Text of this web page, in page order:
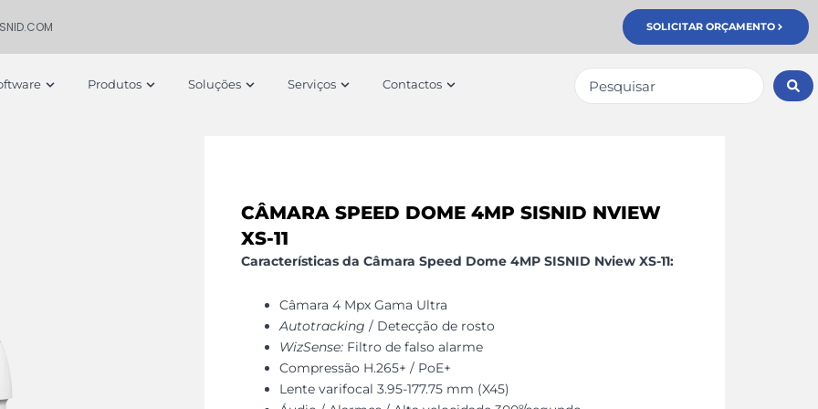
SOLICITAR ORÇAMENTO
Open Software
Produtos Open Produtos
Soluções Open Soluções
Serviços Open Serviços
Contactos Open ContactosPesquisar
...
CÂMARA SPEED DOME 4MP SISNID NVIEW
XS-11
Características da Câmara Speed Dome 4MP SISNID Nview XS-11:
Câmara 4 Mpx Gama Ultra
Autotracking / Detecção de rosto
WizSense: Filtro de falso alarme
Compressão H.265+ / PoE+
Lente varifocal 3.95-177.75 mm (X45)